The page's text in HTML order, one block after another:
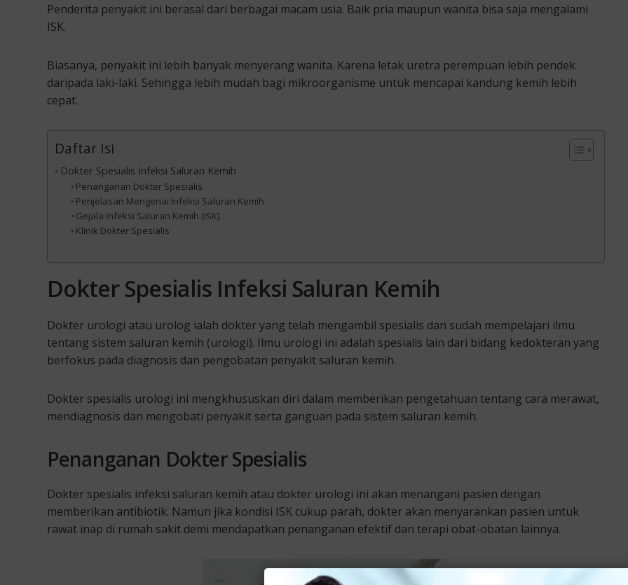
Penderita penyakit ini berasal dari berbagai macam usia. Baik pria maupun wanita bisa saja mengalami
ISK.
Biasanya, penyakit ini lebih banyak menyerang wanita. Karena letak uretra perempuan lebih pendek
daripada laki-laki. Sehingga lebih mudah bagi mikroorganisme untuk mencapai kandung kemih lebih
cepat.
Daftar Isi
Dokter Spesialis Infeksi Saluran Kemih
Penanganan Dokter Spesialis
Penjelasan Mengenai Infeksi Saluran Kemih
Gejala Infeksi Saluran Kemih (ISK)
Klinik Dokter Spesialis
Dokter Spesialis Infeksi Saluran Kemih
Dokter urologi atau urolog ialah dokter yang telah mengambil spesialis dan sudah mempelajari ilmu
tentang sistem saluran kemih (urologi). Ilmu urologi ini adalah spesialis lain dari bidang kedokteran yang
berfokus pada diagnosis dan pengobatan penyakit saluran kemih.
Dokter spesialis urologi ini mengkhususkan diri dalam memberikan pengetahuan tentang cara merawat,
mendiagnosis dan mengobati penyakit serta ganguan pada sistem saluran kemih.
Penanganan Dokter Spesialis
Dokter spesialis infeksi saluran kemih atau dokter urologi ini akan menangani pasien dengan
memberikan antibiotik. Namun jika kondisi ISK cukup parah, dokter akan menyarankan pasien untuk
rawat inap di rumah sakit demi mendapatkan penanganan efektif dan terapi obat-obatan lainnya.